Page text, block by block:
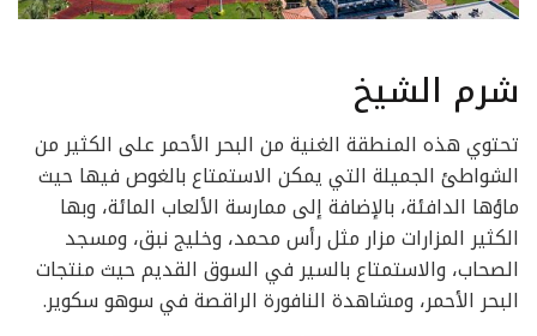
شرم الشيخ
تحتوي هذه المنطقة الغنية من البحر الأحمر على الكثير من
الشواطئ الجميلة التي يمكن الاستمتاع بالغوص فيها حيث
ماؤها الدافئة، بالإضافة إلى ممارسة الألعاب المائة، وبها
الكثير المزارات مزار مثل رأس محمد، وخليج نبق، ومسجد
الصحاب، والاستمتاع بالسير في السوق القديم حيث منتجات
البحر الأحمر، ومشاهدة النافورة الراقصة في سوهو سكوير.